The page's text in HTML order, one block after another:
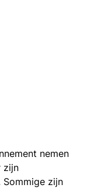
nemen
zijn
Sommige zijn